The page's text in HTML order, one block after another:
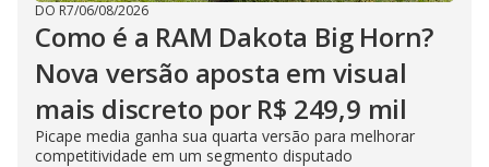
DO R7/06/08/2026
Como é a RAM Dakota Big Horn?
Nova versão aposta em visual
mais discreto por R$ 249,9 mil
Picape media ganha sua quarta versão para melhorar
competitividade em um segmento disputado